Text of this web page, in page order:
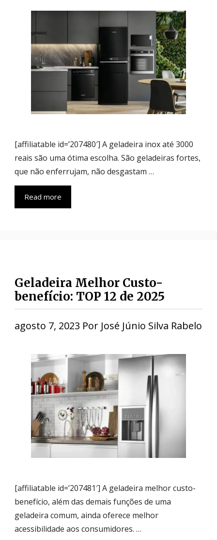
[affiliatable id=’207480′] A geladeira inox até 3000
reais são uma ótima escolha. São geladeiras fortes,
que não enferrujam, não desgastam …
Read more
Geladeira Melhor Custo-
benefício: TOP 12 de 2025
agosto 7, 2023 Por José Júnio Silva Rabelo
[affiliatable id=’207481′] A geladeira melhor custo-
benefício, além das demais funções de uma
geladeira comum, ainda oferece melhor
acessibilidade aos consumidores. …